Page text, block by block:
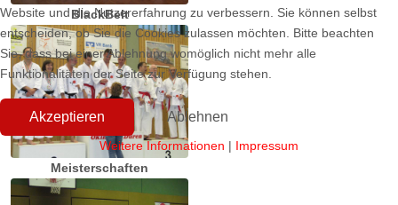
BlackBelt
Meisterschaften
Website und die Nutzererfahrung zu verbessern. Sie können selbst
entscheiden, ob Sie die Cookies zulassen möchten. Bitte beachten
Sie, dass bei einer Ablehnung womöglich nicht mehr alle
Funktionalitäten der Seite zur Verfügung stehen.
Akzeptieren Ablehnen
Weitere Informationen | Impressum